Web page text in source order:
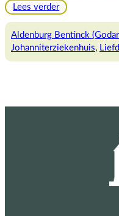
Lees verder:
Johanniter
Orde
Aldenburg Bentinck
Johanniterziekenhuis,